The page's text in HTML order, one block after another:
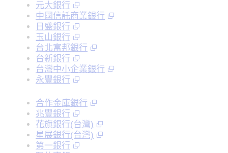
元大銀行
中國信託商業銀行
日盛銀行
玉山銀行
台北富邦銀行
台新銀行
台灣中小企業銀行
永豐銀行
合作金庫銀行
兆豐銀行
花旗銀行(台灣)
星展銀行(台灣)
第一銀行